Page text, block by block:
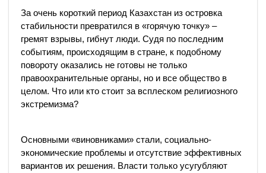
За очень короткий период Казахстан из островка
стабильности превратился в «горячую точку» –
гремят взрывы, гибнут люди. Судя по последним
событиям, происходящим в стране, к подобному
повороту оказались не готовы не только
правоохранительные органы, но и все общество в
целом. Что или кто стоит за всплеском религиозного
экстремизма?
Основными «виновниками» стали, социально-
экономические проблемы и отсутствие эффективных
вариантов их решения. Власти только усугубляют